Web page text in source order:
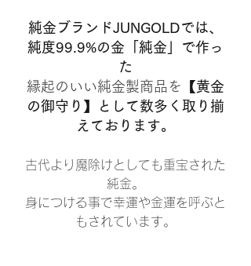
純金ブランドJUNGOLDでは、
純度99.9%の金「純金」で作っ
た
縁起のいい純金製商品を
【黄金
の御守り】として数多く取り揃
えております。
古代より魔除けとしても重宝された
純金。
身につける事で幸運や金運を呼ぶと
もされています。